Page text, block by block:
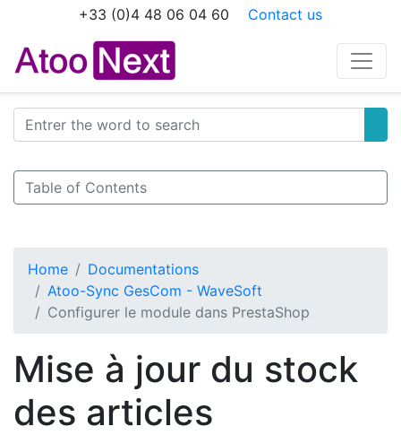
+33 (0)4 48 06 04 60 Contact us
Table of Contents
Home
Documentations
Atoo-Sync GesCom - WaveSoft
Configurer le module dans PrestaShop
Mise à jour du stock
des articles